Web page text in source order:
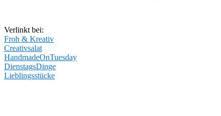
Verlinkt bei:
Froh & Kreativ
Creativsalat
HandmadeOnTuesday
DienstagsDinge
Lieblingsstücke